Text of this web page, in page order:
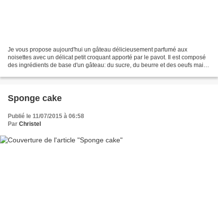
Je vous propose aujourd'hui un gâteau délicieusement parfumé aux
noisettes avec un délicat petit croquant apporté par le pavot. Il est composé
des ingrédients de base d'un gâteau: du sucre, du beurre et des oeufs mais
Sponge cake
Publié le 11/07/2015 à 06:58
Par Christel